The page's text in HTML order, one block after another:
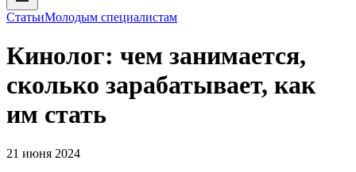
СтатьиМолодым специалистам
Кинолог: чем занимается,
сколько зарабатывает, как
им стать
21 июня 2024